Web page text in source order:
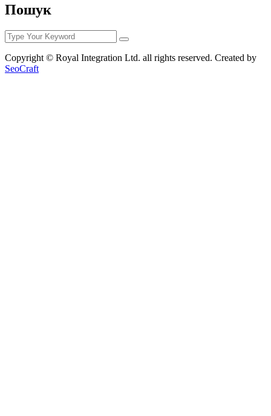
Пошук
Copyright © Royal Integration Ltd. all rights reserved. Created by
SeoCraft